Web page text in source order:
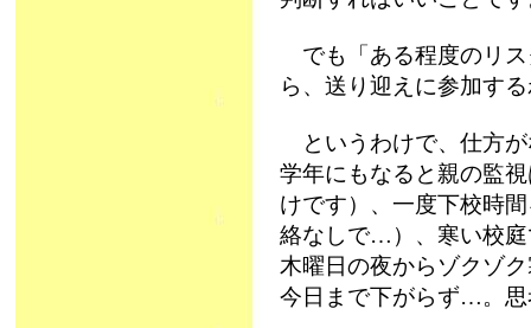
でも「ある程度のリス
ら、送り迎えに参加す
というわけで、仕方が
学年にもなると親の監
けです）、一度下校時
絡なしで…）、寒い校
木曜日の夜からゾクゾ
今日まで下がらず…。